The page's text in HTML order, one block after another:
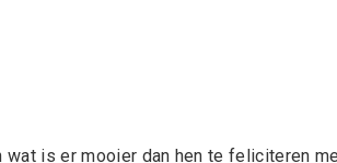
is er mooier dan hen te feliciteren